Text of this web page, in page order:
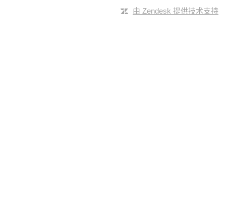
由 Zendesk 提供技术支持